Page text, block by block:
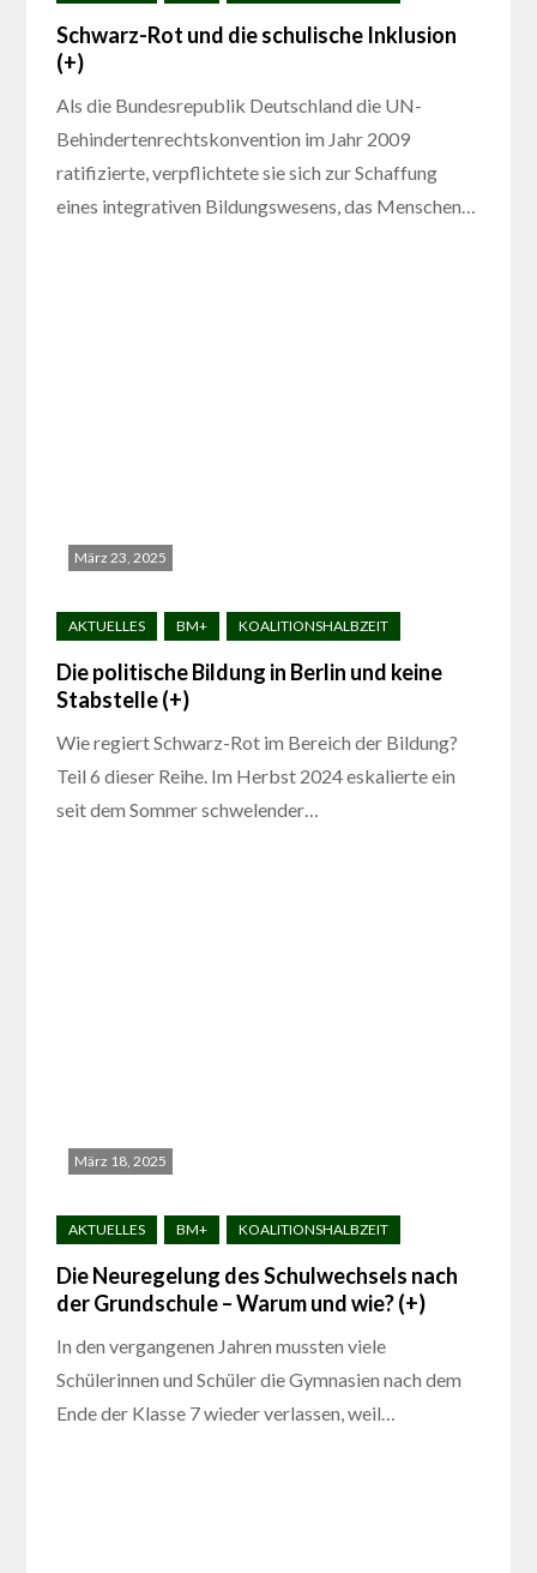
Schwarz-Rot und die schulische Inklusion
(+)
Als die Bundesrepublik Deutschland die UN-
Behindertenrechtskonvention im Jahr 2009
ratifizierte, verpflichtete sie sich zur Schaffung
eines integrativen Bildungswesens, das Menschen…
März 23, 2025
Die politische Bildung in Berlin und keine
Stabstelle (+)
Wie regiert Schwarz-Rot im Bereich der Bildung?
Teil 6 dieser Reihe. Im Herbst 2024 eskalierte ein
seit dem Sommer schwelender…
März 18, 2025
Die Neuregelung des Schulwechsels nach
der Grundschule – Warum und wie? (+)
In den vergangenen Jahren mussten viele
Schülerinnen und Schüler die Gymnasien nach dem
Ende der Klasse 7 wieder verlassen, weil…